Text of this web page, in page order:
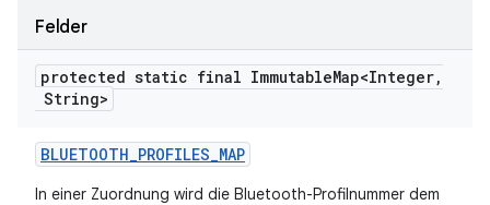
Felder
protected static final ImmutableMap<Integer,
String>
BLUETOOTH_PROFILES_MAP
In einer Zuordnung wird die Bluetooth-Profilnummer dem